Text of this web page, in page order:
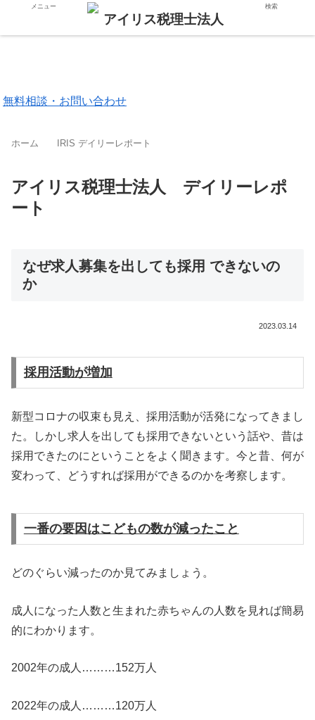
無料相談・お問い合わせ
ホーム IRIS デイリーレポート
アイリス税理士法人 デイリーレポ
ート
なぜ求人募集を出しても採用 できないの
か
2023.03.14
採用活動が増加
新型コロナの収束も見え、採用活動が活発になってきまし
た。しかし求人を出しても採用できないという話や、昔は
採用できたのにということをよく聞きます。今と昔、何が
変わって、どうすれば採用ができるのかを考察します。
一番の要因はこどもの数が減ったこと
どのぐらい減ったのか見てみましょう。
成人になった人数と生まれた赤ちゃんの人数を見れば簡易
的にわかります。
2002年の成人………152万人
2022年の成人………120万人
メニュー 検索